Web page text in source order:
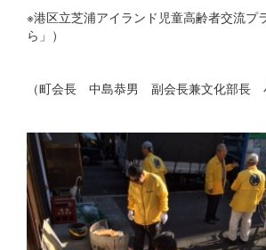
※港区立芝浦アイランド児童高齢者交流プ
ら」）
（町会長 中島恭男 副会長兼文化部長